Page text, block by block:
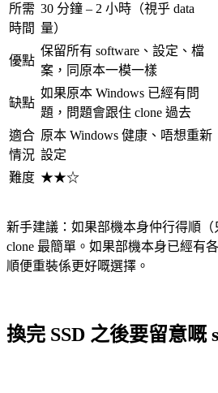
所需
時間
30 分鐘 – 2 小時（視乎 data
量）
優點
保留所有 software、設定、檔
案，同原本一模一樣
缺點
如果原本 Windows 已經有問
題，問題會跟住 clone 過去
適合
情況
原本 Windows 健康、唔想重新
設定
難度 ★★☆
新手建議：如果部機本身仲行得順（
clone 最簡單。如果部機本身已經有
順便重裝係更好嘅選擇。
換完 SSD 之後要留意嘅